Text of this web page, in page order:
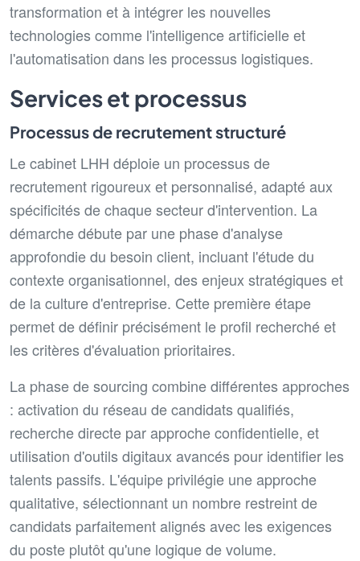
transformation et à intégrer les nouvelles
technologies comme l'intelligence artificielle et
l'automatisation dans les processus logistiques.
Services et processus
Processus de recrutement structuré
Le cabinet LHH déploie un processus de
recrutement rigoureux et personnalisé, adapté aux
spécificités de chaque secteur d'intervention. La
démarche débute par une phase d'analyse
approfondie du besoin client, incluant l'étude du
contexte organisationnel, des enjeux stratégiques et
de la culture d'entreprise. Cette première étape
permet de définir précisément le profil recherché et
les critères d'évaluation prioritaires.
La phase de sourcing combine différentes approches
: activation du réseau de candidats qualifiés,
recherche directe par approche confidentielle, et
utilisation d'outils digitaux avancés pour identifier les
talents passifs. L'équipe privilégie une approche
qualitative, sélectionnant un nombre restreint de
candidats parfaitement alignés avec les exigences
du poste plutôt qu'une logique de volume.